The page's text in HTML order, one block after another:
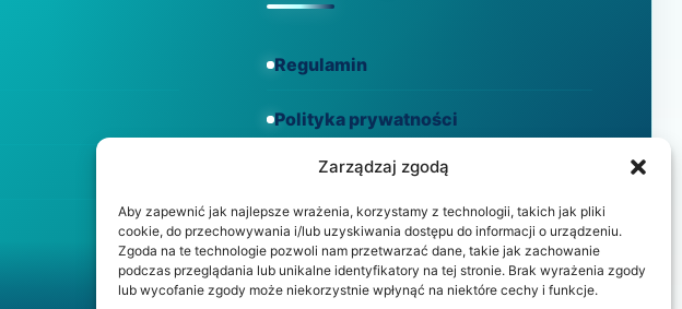
Zarządzaj zgodą
Aby zapewnić jak najlepsze wrażenia, korzystamy z technologii, takich jak pliki
cookie, do przechowywania i/lub uzyskiwania dostępu do informacji o urządzeniu.
Zgoda na te technologie pozwoli nam przetwarzać dane, takie jak zachowanie
podczas przeglądania lub unikalne identyfikatory na tej stronie. Brak wyrażenia zgody
lub wycofanie zgody może niekorzystnie wpłynąć na niektóre cechy i funkcje.
Regulamin
Polityka prywatności
Polityka cookies